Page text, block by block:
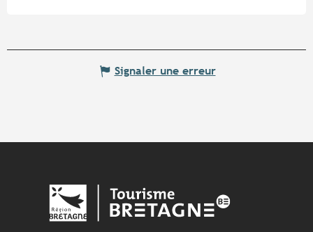
Signaler une erreur